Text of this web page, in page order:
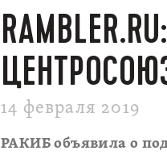
14 февраля 2019
РАКИБ объявила о